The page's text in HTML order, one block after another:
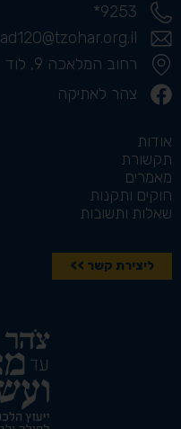
9253*
ad120@tzohar.org.il
רחוב המלאכה 9, לוד
צהר לאתיקה
אודות
תקשורת
מאמרים
חוקים ותקנות
שאלות ותשובות
ליצירת קשר >>